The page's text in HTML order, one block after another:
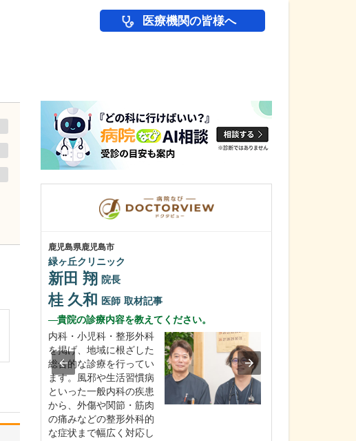
医療機関の皆様へ
鹿児島県鹿児島市
緑ヶ丘クリニック
新田 翔 院長
桂 久和 医師 取材記事
貴院の診療内容を教えてください。
内科・小児科・整形外科
を掲げ、地域に根ざした
総合的な診療を行ってい
ます。風邪や生活習慣病
といった一般内科の疾患
から、外傷や関節・筋肉
の痛みなどの整形外科的
な症状まで幅広く対応し